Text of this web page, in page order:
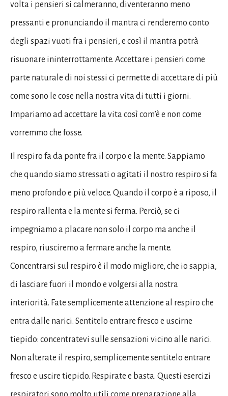
volta i pensieri si calmeranno, diventeranno meno
pressanti e pronunciando il mantra ci renderemo conto
degli spazi vuoti fra i pensieri, e così il mantra potrà
risuonare ininterrottamente. Accettare i pensieri come
parte naturale di noi stessi ci permette di accettare di più
come sono le cose nella nostra vita di tutti i giorni.
Impariamo ad accettare la vita così com’è e non come
vorremmo che fosse.
Il respiro fa da ponte fra il corpo e la mente. Sappiamo
che quando siamo stressati o agitati il nostro respiro si fa
meno profondo e più veloce. Quando il corpo è a riposo, il
respiro rallenta e la mente si ferma. Perciò, se ci
impegniamo a placare non solo il corpo ma anche il
respiro, riusciremo a fermare anche la mente.
Concentrarsi sul respiro è il modo migliore, che io sappia,
di lasciare fuori il mondo e volgersi alla nostra
interiorità. Fate semplicemente attenzione al respiro che
entra dalle narici. Sentitelo entrare fresco e uscirne
tiepido: concentratevi sulle sensazioni vicino alle narici.
Non alterate il respiro, semplicemente sentitelo entrare
fresco e uscire tiepido. Respirate e basta. Questi esercizi